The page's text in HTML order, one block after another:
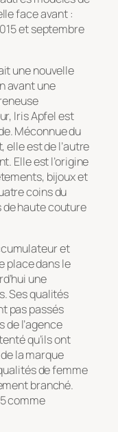
face avant :
et septembre
une nouvelle
avant une
Iris Apfel est
Méconnue du
elle est de l’autre
Elle est l’origine
bijoux et
coins du
de haute couture
et
place dans le
une
Ses qualités
pas passés
de l’agence
qu’ils ont
la marque
de femme
branché.
comme